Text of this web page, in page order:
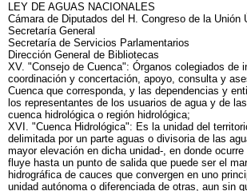
LEY DE AGUAS NACIONALES
Cámara de Diputados del H. Congreso de la Unión
Secretaría General
Secretaría de Servicios Parlamentarios
Dirección General de Bibliotecas
XV. "Consejo de Cuenca": Órganos colegiados de
coordinación y concertación, apoyo, consulta y
Cuenca que corresponda, y las dependencias y
los representantes de los usuarios de agua y de
cuenca hidrológica o región hidrológica;
XVI. "Cuenca Hidrológica": Es la unidad del
delimitada por un parte aguas o divisoria de las
mayor elevación en dicha unidad-, en donde
fluye hasta un punto de salida que puede ser el
hidrográfica de cauces que convergen en uno
unidad autónoma o diferenciada de otras, aun sin